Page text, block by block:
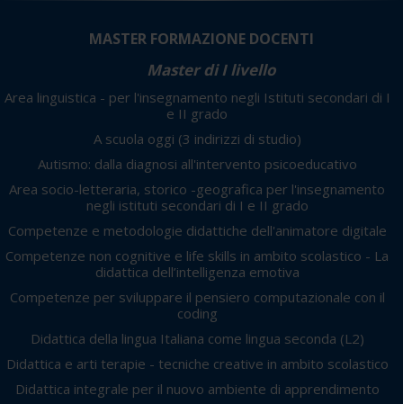
MASTER FORMAZIONE DOCENTI
Master di I livello
Area linguistica - per l'insegnamento negli Istituti secondari di I
e II grado
A scuola oggi (3 indirizzi di studio)
Autismo: dalla diagnosi all'intervento psicoeducativo
Area socio-letteraria, storico -geografica per l'insegnamento
negli istituti secondari di I e II grado
Competenze e metodologie didattiche dell'animatore digitale
Competenze non cognitive e life skills in ambito scolastico - La
didattica dell’intelligenza emotiva
Competenze per sviluppare il pensiero computazionale con il
coding
Didattica della lingua Italiana come lingua seconda (L2)
Didattica e arti terapie - tecniche creative in ambito scolastico
Didattica integrale per il nuovo ambiente di apprendimento